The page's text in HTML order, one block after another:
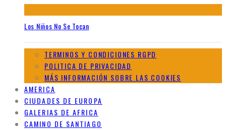
Los Niños No Se Tocan
TERMINOS Y CONDICIONES RGPD
POLITICA DE PRIVACIDAD
MÁS INFORMACIÓN SOBRE LAS COOKIES
AMERICA
CIUDADES DE EUROPA
GALERIAS DE AFRICA
CAMINO DE SANTIAGO